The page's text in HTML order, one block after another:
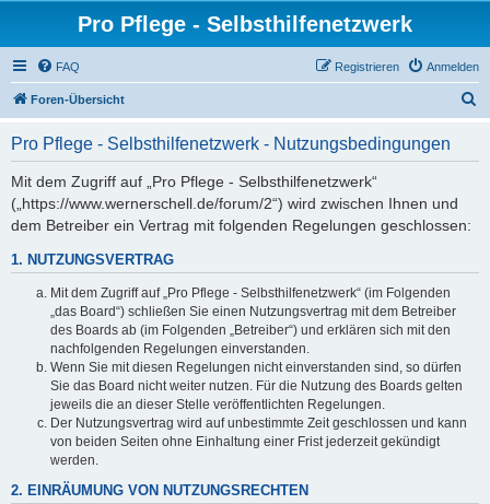
Pro Pflege - Selbsthilfenetzwerk
FAQ Anmelden
Registrieren
Foren-Übersicht
Pro Pflege - Selbsthilfenetzwerk - Nutzungsbedingungen
Mit dem Zugriff auf „Pro Pflege - Selbsthilfenetzwerk“
(„https://www.wernerschell.de/forum/2“) wird zwischen Ihnen und
dem Betreiber ein Vertrag mit folgenden Regelungen geschlossen:
1. NUTZUNGSVERTRAG
Mit dem Zugriff auf „Pro Pflege - Selbsthilfenetzwerk“ (im Folgenden
„das Board“) schließen Sie einen Nutzungsvertrag mit dem Betreiber
des Boards ab (im Folgenden „Betreiber“) und erklären sich mit den
nachfolgenden Regelungen einverstanden.
Wenn Sie mit diesen Regelungen nicht einverstanden sind, so dürfen
Sie das Board nicht weiter nutzen. Für die Nutzung des Boards gelten
jeweils die an dieser Stelle veröffentlichten Regelungen.
Der Nutzungsvertrag wird auf unbestimmte Zeit geschlossen und kann
von beiden Seiten ohne Einhaltung einer Frist jederzeit gekündigt
werden.
2. EINRÄUMUNG VON NUTZUNGSRECHTEN